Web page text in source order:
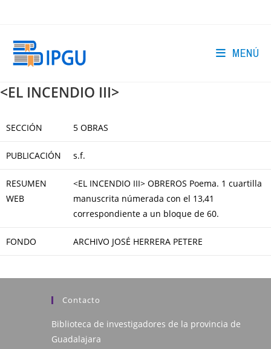
MENÚ
<EL INCENDIO III>
SECCIÓN 5 OBRAS
PUBLICACIÓN s.f.
RESUMEN
WEB
<EL INCENDIO III> OBREROS Poema. 1 cuartilla
manuscrita númerada con el 13,41
correspondiente a un bloque de 60.
FONDO ARCHIVO JOSÉ HERRERA PETERE
Contacto
Biblioteca de investigadores de la provincia de
Guadalajara